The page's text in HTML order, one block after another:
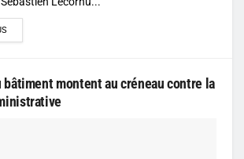
bâtiment montent au créneau contre la